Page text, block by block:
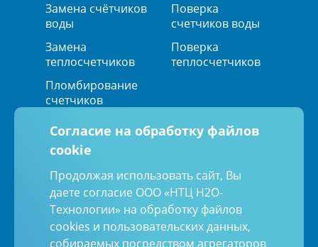
Замена счётчиков
воды
Поверка
счетчиков воды
Замена
теплосчетчиков
Поверка
теплосчетчиков
Пломбирование
счетчиков
Политика обработки персональных
данных
Согласие на обработку персональных
Согласие на обработку файлов
cookie
Продолжая использовать сайт, Вы
даете согласие ООО «НТЦ Н2О-
Технологии» на обработку файлов
cookies и пользовательских данных,
собираемых посредством агрегаторов